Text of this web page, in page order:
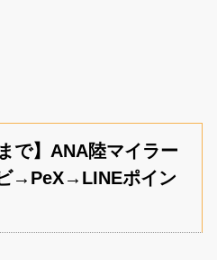
で】ANA陸マイラー
→PeX→LINEポイン